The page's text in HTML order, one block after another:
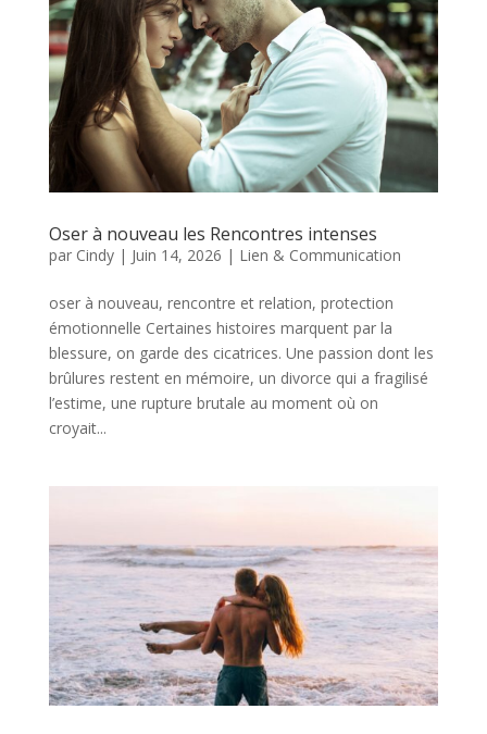
Oser à nouveau les Rencontres intenses
par Cindy| Juin 14, 2026 | Lien & Communication
oser à nouveau, rencontre et relation, protection
émotionnelle Certaines histoires marquent par la
blessure, on garde des cicatrices. Une passion dont les
brûlures restent en mémoire, un divorce qui a fragilisé
l’estime, une rupture brutale au moment où on
croyait...